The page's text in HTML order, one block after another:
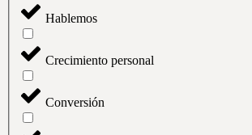
Hablemos
Crecimiento personal
Conversión